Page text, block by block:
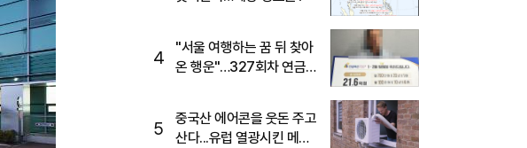
4
"서울 여행하는 꿈 뒤 찾아
온 행운"…327회차 연금
5
중국산 에어콘을 웃돈 주고
산다...유럽 열광시킨 메이